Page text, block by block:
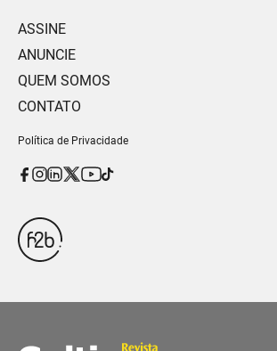
ASSINE
ANUNCIE
QUEM SOMOS
CONTATO
Política de Privacidade